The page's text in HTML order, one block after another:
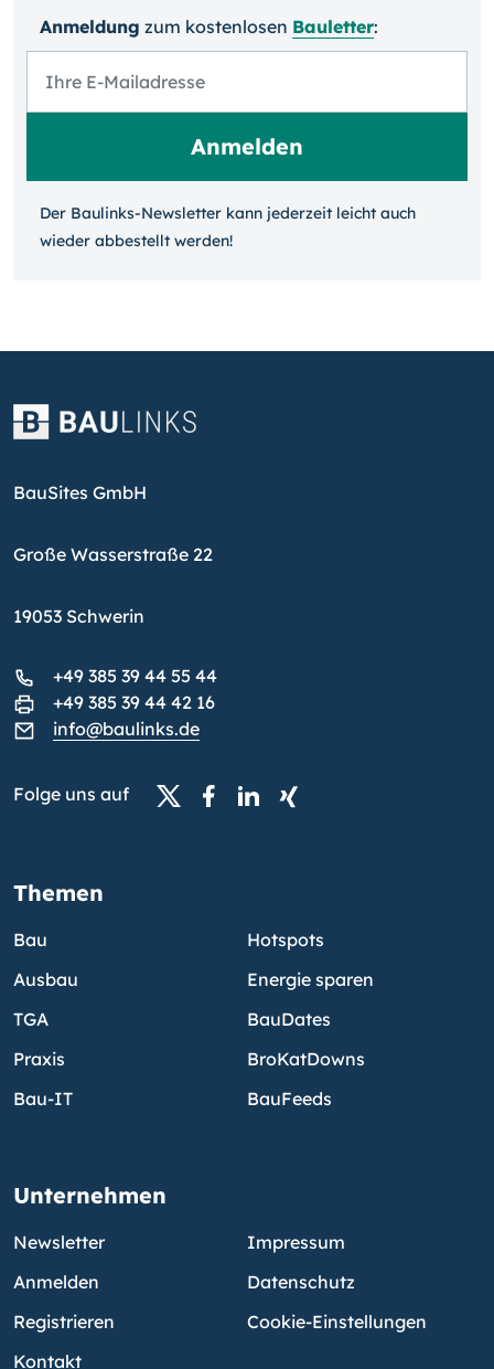
Anmeldung zum kosten­losen Bauletter:
Der Baulinks-Newsletter kann jeder­zeit leicht auch
wieder ab­bestellt werden!
BauSites GmbH
Große Wasserstraße 22
19053 Schwerin
+49 385 39 44 55 44
+49 385 39 44 42 16
info@baulinks.de
Folge uns auf
Themen
Bau
Ausbau
TGA
Praxis
Bau-IT
Hotspots
Energie sparen
BauDates
BroKatDowns
BauFeeds
Unternehmen
Newsletter
Anmelden
Registrieren
Kontakt
Impressum
Datenschutz
Cookie-Einstellungen